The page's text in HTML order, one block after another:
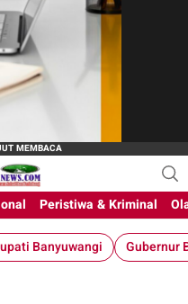
Peristiwa & Kriminal
Banyuwangi Gubernur